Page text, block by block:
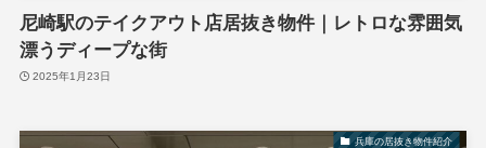
尼崎駅のテイクアウト店居抜き物件｜レトロな雰囲気
漂うディープな街
2025年1月23日
兵庫の居抜き物件紹介